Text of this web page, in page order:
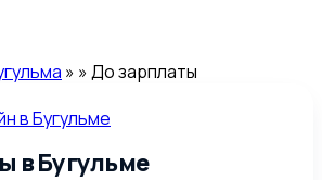
» » До зарплаты
в Бугульме
в Бугульме